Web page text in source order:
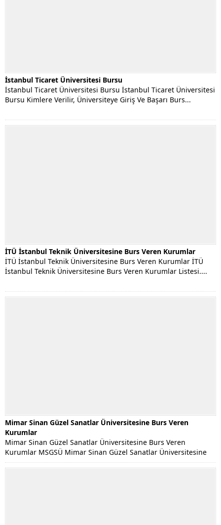
İstanbul Ticaret Üniversitesi Bursu
İstanbul Ticaret Üniversitesi Bursu İstanbul Ticaret Üniversitesi
Bursu Kimlere Verilir, Üniversiteye Giriş Ve Başarı Burs...
İTÜ İstanbul Teknik Üniversitesine Burs Veren Kurumlar
İTÜ İstanbul Teknik Üniversitesine Burs Veren Kurumlar İTÜ
İstanbul Teknik Üniversitesine Burs Veren Kurumlar Listesi....
Mimar Sinan Güzel Sanatlar Üniversitesine Burs Veren
Kurumlar
Mimar Sinan Güzel Sanatlar Üniversitesine Burs Veren
Kurumlar MSGSÜ Mimar Sinan Güzel Sanatlar Üniversitesine
Burs...